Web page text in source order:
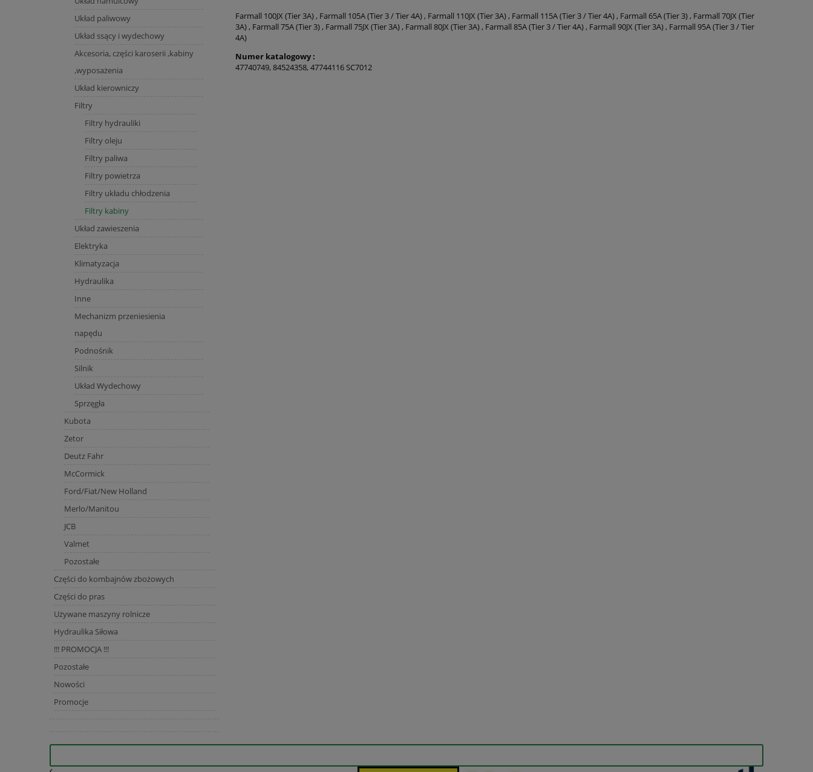
Układ paliwowy
Układ ssący i wydechowy
Akcesoria, części karoserii ,kabiny
,wyposażenia
Układ kierowniczy
Filtry
Filtry hydrauliki
Filtry oleju
Filtry paliwa
Filtry powietrza
Filtry układu chłodzenia
Filtry kabiny
Układ zawieszenia
Elektryka
Klimatyzacja
Hydraulika
Inne
Mechanizm przeniesienia
napędu
Podnośnik
Silnik
Układ Wydechowy
Sprzęgła
Kubota
Zetor
Deutz Fahr
McCormick
Ford/Fiat/New Holland
Merlo/Manitou
JCB
Valmet
Pozostałe
Części do kombajnów zbożowych
Części do pras
Używane maszyny rolnicze
Hydraulika Siłowa
!!! PROMOCJA !!!
Pozostałe
Nowości
Promocje
Farmall 100JX (Tier 3A) , Farmall 105A (Tier 3 / Tier 4A) , Farmall 110JX (Tier 3A) , Farmall 115A (Tier 3 / Tier 4A) , Farmall 65A (Tier 3) , Farmall 70JX (Tier
3A) , Farmall 75A (Tier 3) , Farmall 75JX (Tier 3A) , Farmall 80JX (Tier 3A) , Farmall 85A (Tier 3 / Tier 4A) , Farmall 90JX (Tier 3A) , Farmall 95A (Tier 3 / Tier
4A)
Numer katalogowy :
47740749, 84524358, 47744116 SC7012